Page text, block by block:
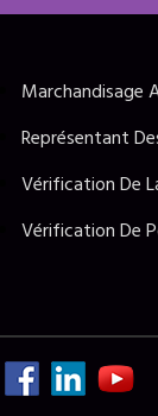
Marchandisage
Représentant
Vérification De
Vérification De